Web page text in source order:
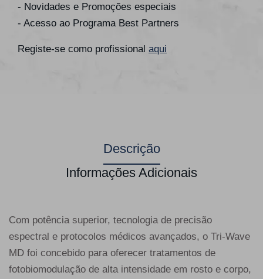
- Novidades e Promoções especiais
- Acesso ao Programa Best Partners
Registe-se como profissional aqui
Descrição
Informações Adicionais
Com potência superior, tecnologia de precisão
espectral e protocolos médicos avançados, o Tri-Wave
MD foi concebido para oferecer tratamentos de
fotobiomodulação de alta intensidade em rosto e corpo,